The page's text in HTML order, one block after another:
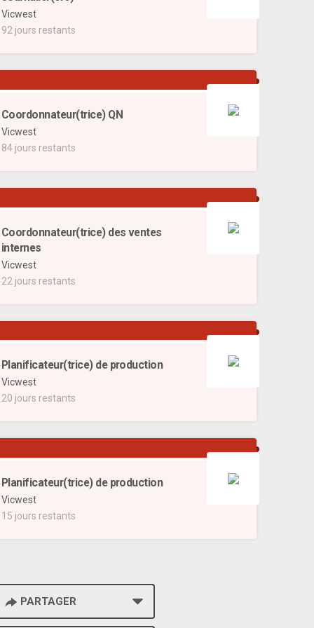
Vicwest
92 jours restants
Coordonnateur(trice) QN
Vicwest
84 jours restants
Coordonnateur(trice) des ventes
internes
Vicwest
22 jours restants
Planificateur(trice) de production
Vicwest
20 jours restants
Planificateur(trice) de production
Vicwest
15 jours restants
PARTAGER